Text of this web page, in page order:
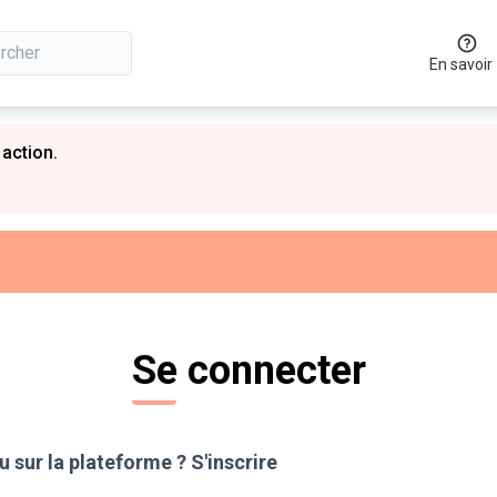
En savoir
Se connecter
sur la plateforme ? S'inscrire